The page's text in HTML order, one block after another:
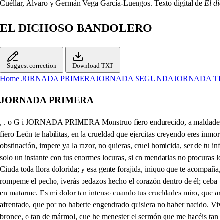
Cuéllar, Álvaro y Germán Vega García-Luengos. Texto digital de El
EL DICHOSO BANDOLERO
Suggest correction Download TXT
Home JORNADA PRIMERAJORNADA SEGUNDAJORNADA
JORNADA PRIMERA
, . o G i JORNADA PRIMERA Monstruo fiero endurecido, a maldades inclinado; para tu mal engendrado, para mi dolor nacido; dime, como has desmentido el ser de hombre racional, que tan inclinado al mal, fiero León te habilitas, en la crueldad que ejercitas creyendo eres inmortal? Mira que ese precipicio, que en tanta sangre se ceba, tirano Énrico, te lleva al más infame suplicio: cese el sangriento ejercicio de tu dura obstinación, impere ya la razor, no quieras, cruel homicida, ser de tu infelice vida, B y de tu noble opinión. Del corazón inconstante ablándese la dureza, rinde la cruel fiereza de ese pecho de diamante, mira, que en solo un instante con tus enormes locuras, si en mendarlas no procuras lo reconocido, dola que por ti ha vertido. toda la sangre aventuras. Hoy le quitaste la vida. obstinado en tu crueldad, a un hombre, a quien la Ciuda toda llora dolorida; y esa gente forajida, iniquo que te acompaña, otros dos en la campaña, por orden tuya mató; quien, sangriento Enrico, vio monstruosidad tan extraña? Quítame, aleve, cruel, lavida, rompeme el pecho, iverás pedazos hecho el corazón dentro de él; ceba tu impiedad en él, sacaba, ya de quitarme tantos disgustos, con darme la muerte, que es Dios testigo, que en nada serás conmigo piadoso, si no en matarme. Es mi dolor tan intenso cuando tus crueldades miro, que arrojo en cada suspiro de penas un mar inmenso; y que soy de bronce pienso, pues no muero de ofendido, que tu furor sementido me tiene tan afrentado, que por no haberte engendrado quisiera no haber nacido. Vive Dios, que a no mirar, padre, que el ser me habéis dado, apesar de todo el Cielo os hiciera mil pedazos. Cuerpo de Cuesto, soy yo tan de bronce, o tan de mármol, que he menester el sermón que me hacéis tan apretado? ̱. Muchísima razón tienes, mas todo puedes pasarlo, porque ya caduca el viejo, y no importa dos ochanos. lie Teme, que no te castigue, Énrico, el Cielo, irritado de tus continuas ofensas. Lo mejor será dejaros, antes que mi justo enojo me despeñe temerario, no he de veros en mi vida, ni he de hablaros; ven Lobano. Qué es esto, señor. Ricardo? Orro sermón falta ahora que ha de hacer el ermitaño. Y a mí que se me dará? Aquí me traen arrastrado las travesuras de Enrique; mirad si las lloro en vano, padre Gines, pues por ellas pierdo el honor, y el descanso, y se afrenta mi nobleza. Ay, Énrico, desdichado, mira que para tus iras también tiene el Cielo rayos. Y el infierno tiene fuego eterno para abrasarlo. Y para ahorcarle, el verdugo viene una soga de esparto. Vamos, Lobaco, a matar aquel hombre, que dejamos vivir ayer todo el día por Lisarda de barato. Vayan vustedes conDios, que ya se llegará el plazo, en que carguen con sus almas mas de cuatrocientos diablos. Rogad a Dios, varón justo, que este hijo desgraciado, con brevedad se reduaga. Oh plegue a los Cielos santos de oír mis humildes ruegos, que con tierno ardiente llanto pediré que le despierten de su infelice letargo. Yo también le rogaré en mis humildes sufragios, que le lleve en cuerpo, y alma a los eternos descansos; que cierto que es en extremo el mozo bien inclinado; y si en esto persevera, dentro de muy pocos años espero por su virtud el verle canonizado. El Cielo, Padre, os conserve, y os pague el celo Cristiano, con que siempre procuráis aliviar